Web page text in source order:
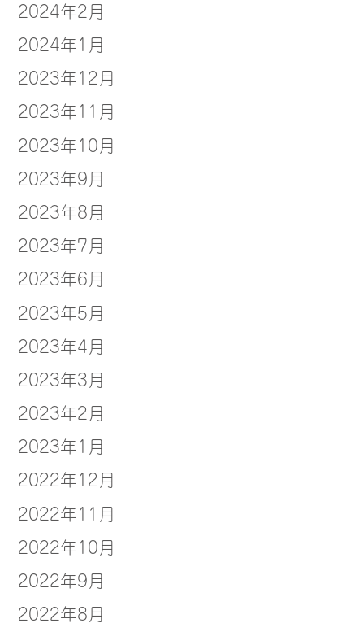
2024年2月
2024年1月
2023年12月
2023年11月
2023年10月
2023年9月
2023年8月
2023年7月
2023年6月
2023年5月
2023年4月
2023年3月
2023年2月
2023年1月
2022年12月
2022年11月
2022年10月
2022年9月
2022年8月